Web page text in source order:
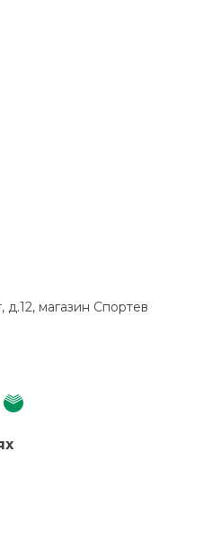
д.12, магазин Спортев